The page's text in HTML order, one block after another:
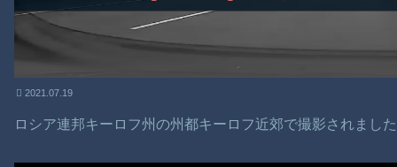
2021.07.19
ロシア連邦キーロフ州の州都キーロフ近郊で撮影されまし